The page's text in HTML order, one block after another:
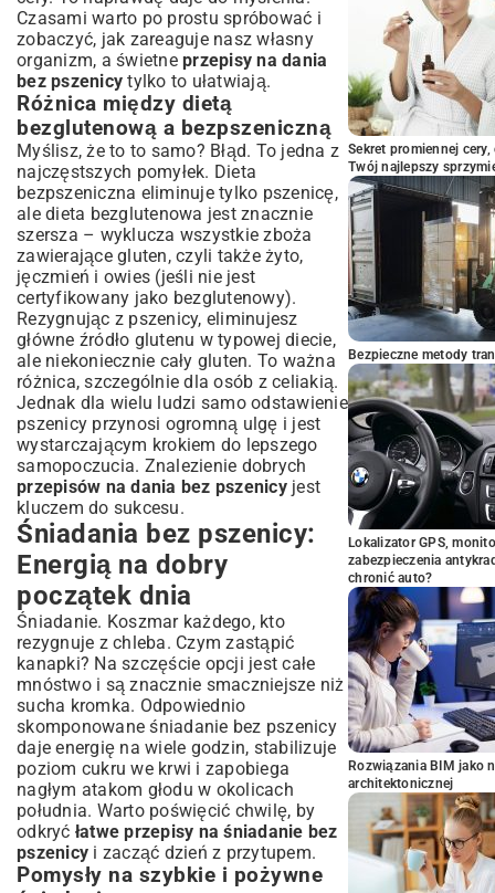
Czasami warto po prostu spróbować i
zobaczyć, jak zareaguje nasz własny
organizm, a świetne przepisy na dania
bez pszenicy tylko to ułatwiają.
Różnica między dietą
bezglutenową a bezpszeniczną
Myślisz, że to to samo? Błąd. To jedna z
najczęstszych pomyłek. Dieta
bezpszeniczna eliminuje tylko pszenicę,
ale dieta bezglutenowa jest znacznie
szersza – wyklucza wszystkie zboża
zawierające gluten, czyli także żyto,
jęczmień i owies (jeśli nie jest
certyfikowany jako bezglutenowy).
Rezygnując z pszenicy, eliminujesz
główne źródło glutenu w typowej diecie,
ale niekoniecznie cały gluten. To ważna
różnica, szczególnie dla osób z celiakią.
Jednak dla wielu ludzi samo odstawienie
pszenicy przynosi ogromną ulgę i jest
wystarczającym krokiem do lepszego
samopoczucia. Znalezienie dobrych
przepisów na dania bez pszenicyjest
kluczem do sukcesu.
Śniadania bez pszenicy:
Energią na dobry
początek dnia
Śniadanie. Koszmar każdego, kto
rezygnuje z chleba. Czym zastąpić
kanapki? Na szczęście opcji jest całe
mnóstwo i są znacznie smaczniejsze niż
sucha kromka. Odpowiednio
skomponowane śniadanie bez pszenicy
daje energię na wiele godzin, stabilizuje
poziom cukru we krwi i zapobiega
nagłym atakom głodu w okolicach
południa. Warto poświęcić chwilę, by
odkryć łatwe przepisy na śniadanie bez
pszenicy i zacząć dzień z przytupem.
Pomysły na szybkie i pożywne
Sekret promiennej
Twój najlepszy
Bezpieczne metody
Lokalizator GPS,
zabezpieczenia
chronić auto?
Rozwiązania BIM jako
architektonicznej